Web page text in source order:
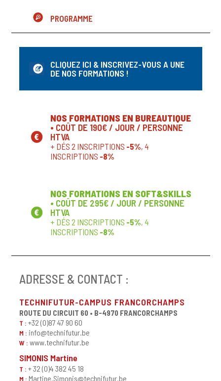
PROGRAMME
CLIQUEZ ICI & INSCRIVEZ-VOUS A UNE
DE NOS FORMATIONS !
NOS FORMATIONS EN BUREAUTIQUE
• COÛT DE 190€ / JOUR / PERSONNE
HTVA
+ DÉS 2 INSCRIPTIONS -5%, 4
INSCRIPTIONS -8%
NOS FORMATIONS EN SOFT&SKILLS
• COÛT DE 295€ / JOUR / PERSONNE
HTVA
+ DÉS 2 INSCRIPTIONS -5%, 4
INSCRIPTIONS -8%
ADRESSE & CONTACT :
TECHNIFUTUR-CAMPUS FRANCORCHAMPS
ROUTE DU CIRCUIT 60 • B-4970 FRANCORCHAMPS
T : +32 (0)87 47 90 60
M : info@technifutur.be
W : www.technifutur.be
SIMONIS Martine
T : + 32 (0)4 382 45 18
M : Martine.Simonis@technifutur.be